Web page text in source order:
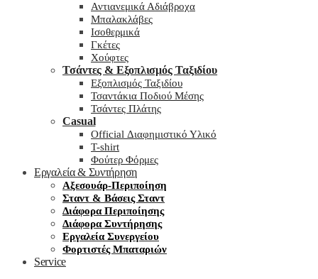
Αντιανεμικά Αδιάβροχα
Μπαλακλάβες
Ισοθερμικά
Γκέτες
Χούφτες
Τσάντες & Εξοπλισμός Ταξιδίου
Εξοπλισμός Ταξιδίου
Τσαντάκια Ποδιού Μέσης
Τσάντες Πλάτης
Casual
Official Διαφημιστικό Υλικό
T-shirt
Φούτερ Φόρμες
Εργαλεία & Συντήρηση
Αξεσουάρ-Περιποίηση
Σταντ & Βάσεις Σταντ
Διάφορα Περιποίησης
Διάφορα Συντήρησης
Εργαλεία Συνεργείου
Φορτιστές Μπαταριών
Service